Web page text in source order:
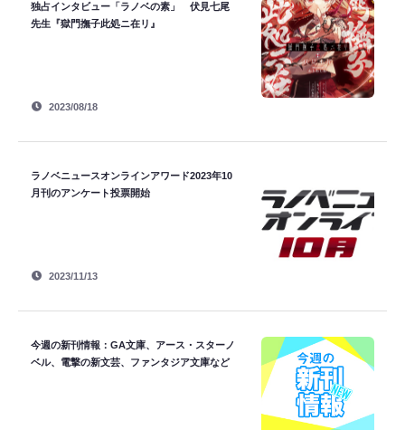
独占インタビュー「ラノベの素」 伏見七尾
先生『獄門撫子此処ニ在リ』
2023/08/18
ラノベニュースオンラインアワード2023年10
月刊のアンケート投票開始
2023/11/13
今週の新刊情報：GA文庫、アース・スターノ
ベル、電撃の新文芸、ファンタジア文庫など